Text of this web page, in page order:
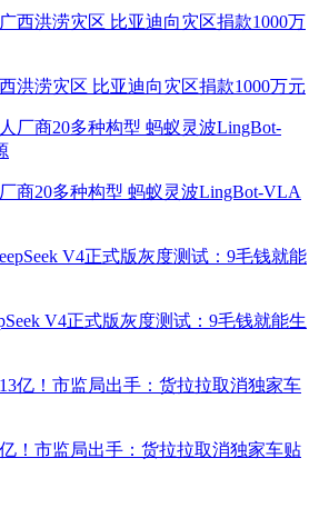
洪涝灾区 比亚迪向灾区捐款1000万元
商20多种构型 蚂蚁灵波LingBot-VLA
V4正式版灰度测试：9毛钱就能生
！市监局出手：货拉拉取消独家车贴